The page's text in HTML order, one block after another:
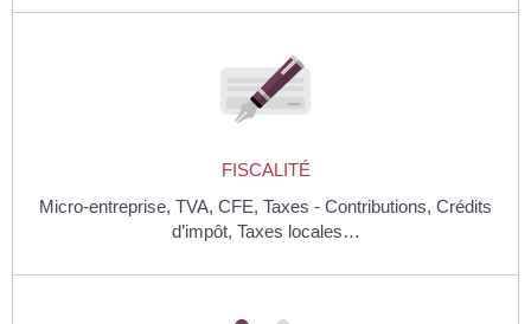
FISCALITÉ
Micro-entreprise, TVA, CFE, Taxes - Contributions, Crédits
d’impôt, Taxes locales…